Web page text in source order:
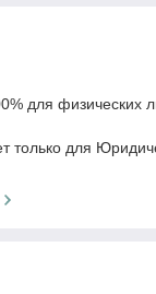
для физических
только для